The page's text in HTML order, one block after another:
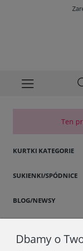
Ten
KURTKI KATEGORIE
SUKIENKI/SPÓDNICE
BLOG/NEWSY
Dbamy o